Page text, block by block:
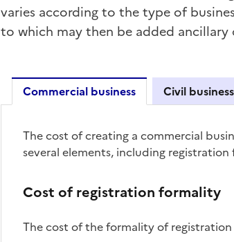
varies according to the type of
to which may then be added ancillary
Commercial business Civil business
Commercial
The cost of creating a commercial
several elements, including
Cost of registration formality
The cost of the formality of registration